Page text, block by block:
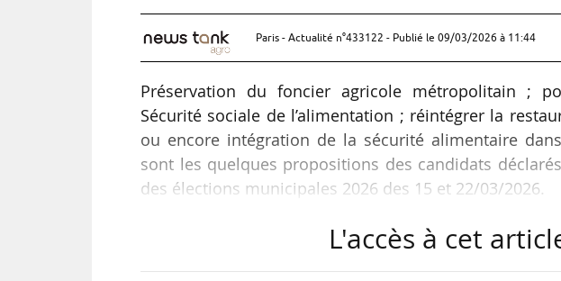
Paris - Actualité n°433122 - Publié le 09/03/2026 à 11:44
Préservation du foncier agricole métropolitain ;
Sécurité sociale de l’alimentation ; réintégrer la
ou encore intégration de la sécurité alimentaire
sont les quelques propositions des candidats
des élections municipales 2026 des 15 et 22/03/2026.
À Lyon, le maire sortant est Grégory Doucet. Élu en
L'accès à cet